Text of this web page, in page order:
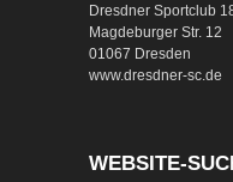
Dresdner Sportclub
Magdeburger Str. 12
01067 Dresden
www.dresdner-sc.de
WEBSITE-